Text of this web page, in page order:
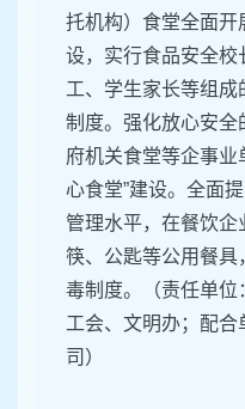
托机构）食堂全面开
设，实行食品安全校
工、学生家长等组成
制度。强化放心安全
府机关食堂等企事业
心食堂”建设。全面
管理水平，在餐饮企
筷、公匙等公用餐具
毒制度。（责任单位
工会、文明办；配
司）